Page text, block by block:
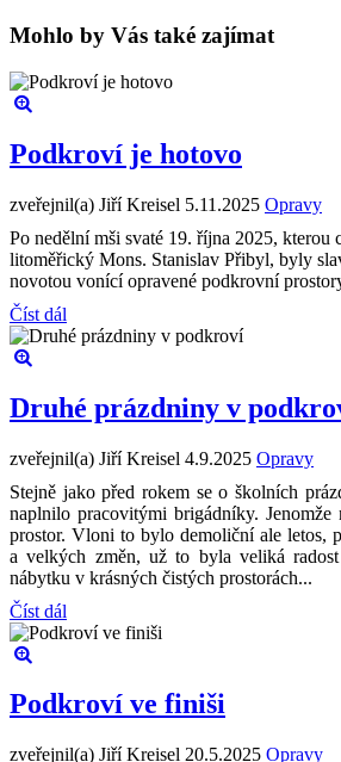
Mohlo by Vás také zajímat
Podkroví je hotovo
zveřejnil(a) Jiří Kreisel 5.11.2025 Opravy
Po nedělní mši svaté 19. října 2025, kterou
litoměřický Mons. Stanislav Přibyl, byly
novotou vonící opravené podkrovní
Číst dál
Druhé prázdniny v
zveřejnil(a) Jiří Kreisel 4.9.2025 Opravy
Stejně jako před rokem se o školních
naplnilo pracovitými brigádníky.
prostor. Vloni to bylo demoliční ale letos,
a velkých změn, už to byla veliká radost
nábytku v krásných čistých prostorách...
Číst dál
Podkroví ve finiši
zveřejnil(a) Jiří Kreisel 20.5.2025 Opravy